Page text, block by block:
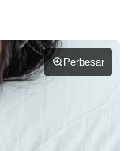
Perbesar